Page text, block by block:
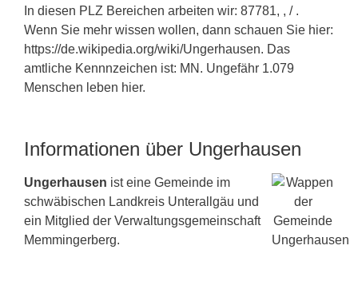
In diesen PLZ Bereichen arbeiten wir: 87781, , / .
Wenn Sie mehr wissen wollen, dann schauen Sie hier:
https://de.wikipedia.org/wiki/Ungerhausen. Das
amtliche Kennnzeichen ist: MN. Ungefähr 1.079
Menschen leben hier.
Informationen über Ungerhausen
Ungerhausen ist eine Gemeinde im
schwäbischen Landkreis Unterallgäu und
ein Mitglied der Verwaltungsgemeinschaft
Memmingerberg.